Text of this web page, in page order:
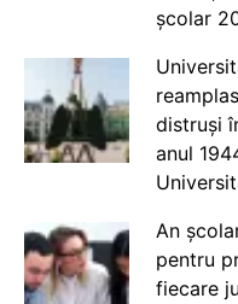
școlar
distruși
anul
An
pentru
fiecare